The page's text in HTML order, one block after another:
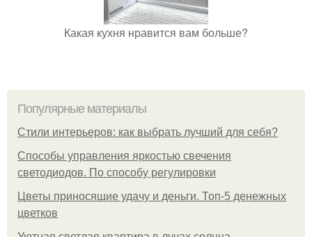
Какая кухня нравится вам больше?
Популярные материалы
Стили интерьеров: как выбрать лучший для себя?
Способы управления яркостью свечения
светодиодов. По способу регулировки
Цветы приносящие удачу и деньги. Топ-5 денежных
цветков